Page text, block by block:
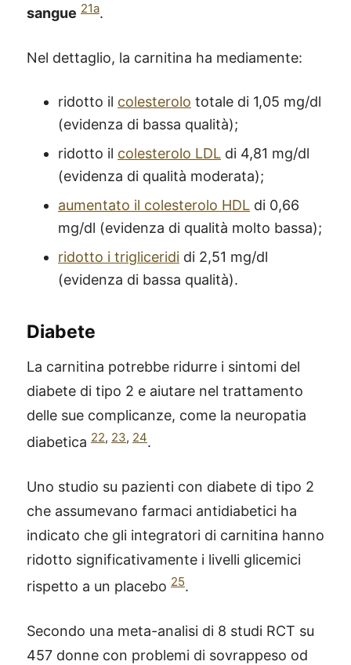
sangue 21a.
Nel dettaglio, la carnitina ha mediamente:
ridotto il colesterolo totale di 1,05 mg/dl
(evidenza di bassa qualità);
ridotto il colesterolo LDL di 4,81 mg/dl
(evidenza di qualità moderata);
aumentato il colesterolo HDL di 0,66
mg/dl (evidenza di qualità molto bassa);
ridotto i trigliceridi di 2,51 mg/dl
(evidenza di bassa qualità).
Diabete
La carnitina potrebbe ridurre i sintomi del
diabete di tipo 2 e aiutare nel trattamento
delle sue complicanze, come la neuropatia
diabetica 22, 23, 24.
Uno studio su pazienti con diabete di tipo 2
che assumevano farmaci antidiabetici ha
indicato che gli integratori di carnitina hanno
ridotto significativamente i livelli glicemici
rispetto a un placebo 25.
Secondo una meta-analisi di 8 studi RCT su
457 donne con problemi di sovrappeso od